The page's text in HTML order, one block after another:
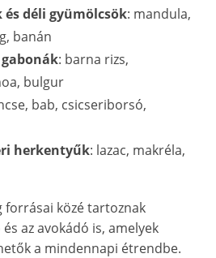
és déli gyümölcsök: mandula,
banán
: barna rizs,
bulgur
bab, csicseriborsó,
herkentyűk: lazac, makréla,
forrásai közé tartoznak
az avokádó is, amelyek
a mindennapi étrendbe.